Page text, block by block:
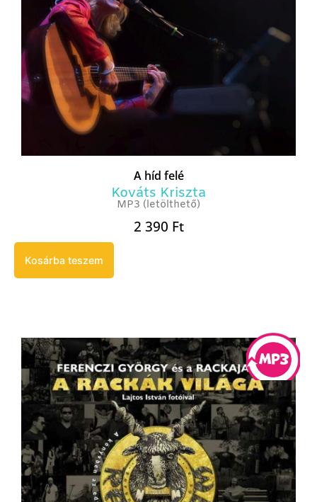
A híd felé
Kováts Kriszta
MP3 (letölthető)
2 390 Ft
Kosárba teszem